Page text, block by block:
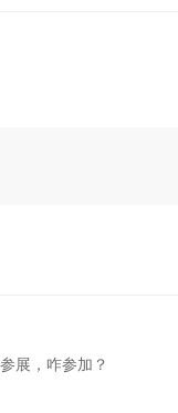
展，咋参加？